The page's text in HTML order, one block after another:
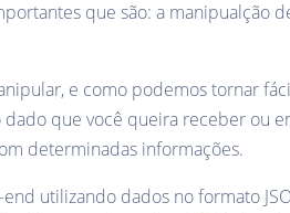
que são: a manipualção
e como podemos tornar
que você queira receber ou
determinadas informações.
utilizando dados no formato